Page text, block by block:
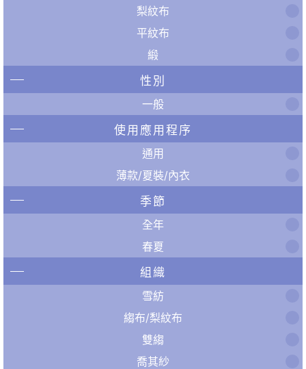
梨紋布
平紋布
緞
性別
一般
使用應用程序
通用
薄款/夏裝/內衣
季節
全年
春夏
組織
雪紡
縐布/梨紋布
雙縐
喬其紗